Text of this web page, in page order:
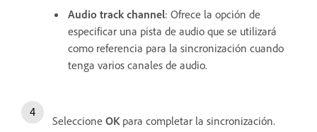
Audio track channel: Ofrece la opción de
especificar una pista de audio que se utilizará
como referencia para la sincronización cuando
tenga varios canales de audio.
Seleccione OK para completar la sincronización.